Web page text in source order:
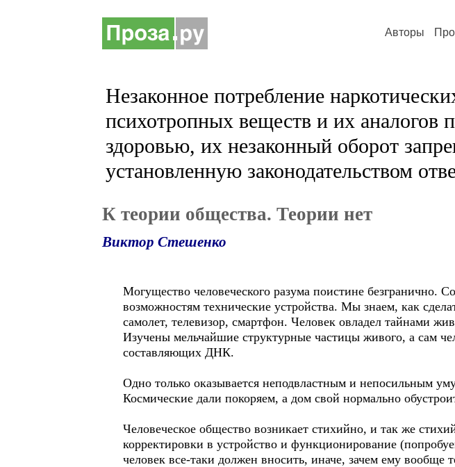
Авторы
Незаконное потребление
психотропных веществ и их аналогов
здоровью, их незаконный оборот
установленную законодательством
К теории общества. Теории нет
Виктор Стешенко
Могущество человеческого разума поистине
возможностям технические устройства. Мы знаем, как
самолет, телевизор, смартфон. Человек овладел тайнами
Изучены мельчайшие структурные частицы живого, а сам
составляющих ДНК.
Одно только оказывается неподвластным и непосильным
Космические дали покоряем, а дом свой нормально
Человеческое общество возникает стихийно, и так же
корректировки в устройство и функционирование
человек все-таки должен вносить, иначе, зачем ему вообще